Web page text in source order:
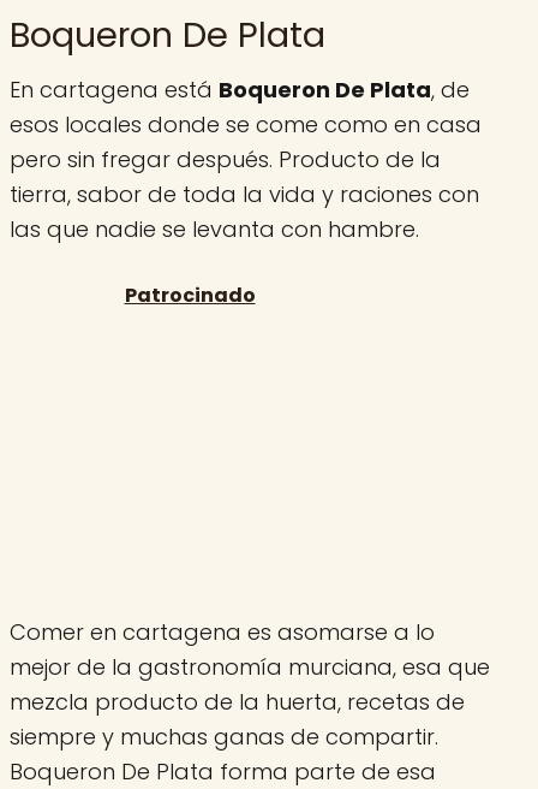
Boqueron De Plata
En cartagena está Boqueron De Plata, de
esos locales donde se come como en casa
pero sin fregar después. Producto de la
tierra, sabor de toda la vida y raciones con
las que nadie se levanta con hambre.
Comer en cartagena es asomarse a lo
mejor de la gastronomía murciana, esa que
mezcla producto de la huerta, recetas de
siempre y muchas ganas de compartir.
Boqueron De Plata forma parte de esa